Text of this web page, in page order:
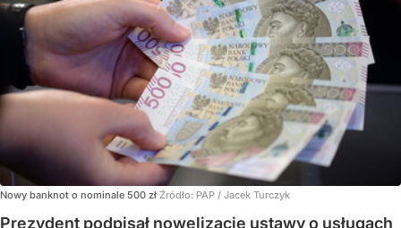
Nowy banknot o nominale 500 zł Źródło: PAP / Jacek Turczyk
Prezydent podpisał nowelizację ustawy o usługach